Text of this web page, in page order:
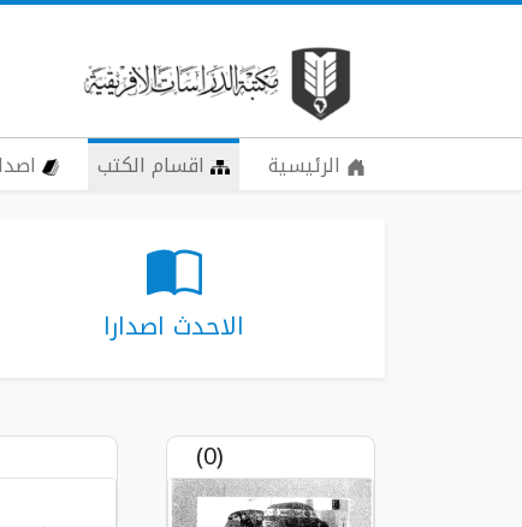
الرئيسية اقسام الكتب
الاحدث اصدارا
(0)